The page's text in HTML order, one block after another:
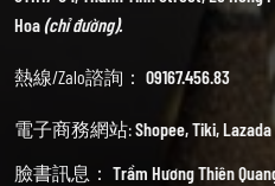
Hoa(chỉ đường).
熱線/Zalo諮詢： 09167.456.83
電子商務網站:Shopee,Tiki,Lazada
臉書訊息： Trầm Hương Thiên